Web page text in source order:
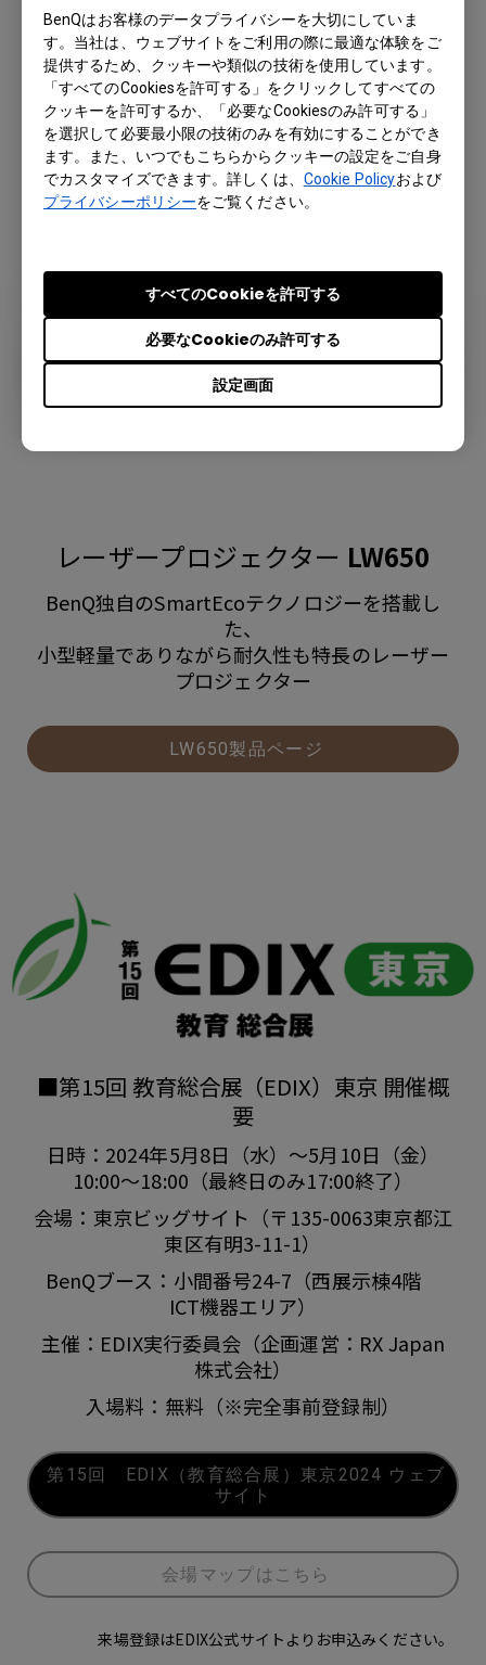
BenQはお客様のデータプライバシーを大切にしていま
す。当社は、ウェブサイトをご利用の際に最適な体験をご
提供するため、クッキーや類似の技術を使用しています。
「すべてのCookiesを許可する」をクリックしてすべての
クッキーを許可するか、「必要なCookiesのみ許可する」
を選択して必要最小限の技術のみを有効にすることができ
ます。また、いつでもこちらからクッキーの設定をご自身
でカスタマイズできます。詳しくは、 Cookie Policyおよび
プライバシーポリシーをご覧ください。
設定画面
必要なCookieのみ許可する
すべてのCookieを許可する
レーザープロジェクター LW650
BenQ独自のSmartEcoテクノロジーを搭載し
た、
小型軽量でありながら耐久性も特長のレーザー
プロジェクター
LW650製品ページ
■第15回 教育総合展（EDIX）東京 開催概
要
日時：2024年5月8日（水）～5月10日（金）
10:00～18:00（最終日のみ17:00終了）
会場：東京ビッグサイト（〒135-0063東京都江
東区有明3-11-1）
BenQブース：小間番号24-7（西展示棟4階
ICT機器エリア）
主催：EDIX実行委員会（企画運営：RX Japan
株式会社）
入場料：無料（※完全事前登録制）
第15回 EDIX（教育総合展）東京2024 ウェブ
サイト
会場マップはこちら
来場登録はEDIX公式サイトよりお申込みください。